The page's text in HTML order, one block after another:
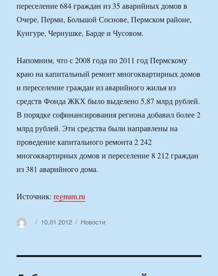
переселение 684 граждан из 35 аварийных домов в
Очере, Перми, Большой Соснове, Пермском районе,
Кунгуре, Чернушке, Барде и Чусовом.
Напомним, что с 2008 года по 2011 год Пермскому
краю на капитальный ремонт многоквартирных домов
и переселение граждан из аварийного жилья из
средств Фонда ЖКХ было выделено 5,87 млрд рублей.
В порядке софинансирования региона добавил более 2
млрд рублей. Эти средства были направлены на
проведение капитального ремонта 2 242
многоквартирных домов и переселение 8 212 граждан
из 381 аварийного дома.
Источник:regnum.ru
АвторОпубликовано
10.01.2012 Рубрики
Новости